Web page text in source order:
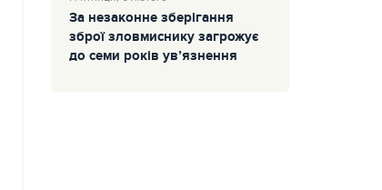
За незаконне зберігання
зброї зловмиснику загрожує
до семи років ув’язнення